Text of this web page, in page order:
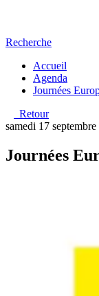
Recherche
Accueil
Agenda
Journées
Retour
samedi 17 septembre
Journées